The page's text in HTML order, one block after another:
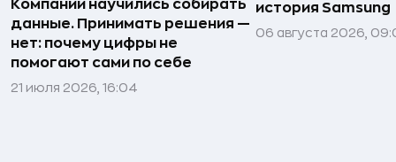
Компании научились собирать
данные. Принимать решения —
нет: почему цифры не
помогают сами по себе
21 июля 2026, 16:04
история Samsung
06 августа 2026,